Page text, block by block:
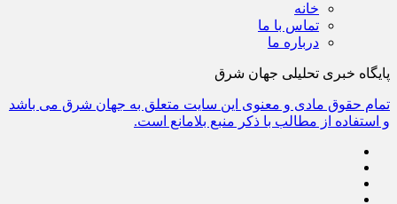
خانه
تماس با ما
درباره ما
پایگاه خبری تحلیلی جهان شرق
تمام حقوق مادی و معنوی این سایت متعلق به جهان شرق می باشد
و استفاده از مطالب با ذکر منبع بلامانع است.